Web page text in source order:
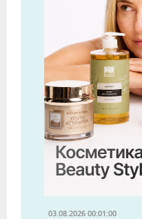
03.08.2026 00:01:00